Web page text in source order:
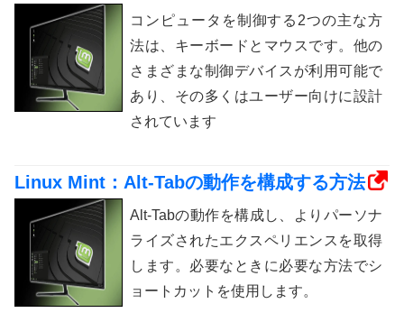
コンピュータを制御する2つの主な方
法は、キーボードとマウスです。他の
さまざまな制御デバイスが利用可能で
あり、その多くはユーザー向けに設計
されています
Linux Mint：Alt-Tabの動作を構成する方法
Alt-Tabの動作を構成し、よりパーソナ
ライズされたエクスペリエンスを取得
します。必要なときに必要な方法でシ
ョートカットを使用します。